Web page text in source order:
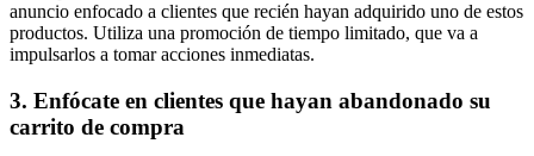
anuncio enfocado a clientes que recién hayan adquirido uno de estos
productos. Utiliza una promoción de tiempo limitado, que va a
impulsarlos a tomar acciones inmediatas.
3. Enfócate en clientes que hayan abandonado su
carrito de compra